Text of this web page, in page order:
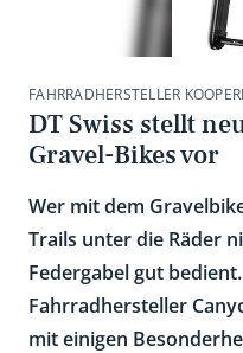
FAHRRADHERSTELLER
DT Swiss stellt
Gravel-Bikes vor
Wer mit dem
Trails unter die Räder
Federgabel gut
Fahrradhersteller
mit einigen